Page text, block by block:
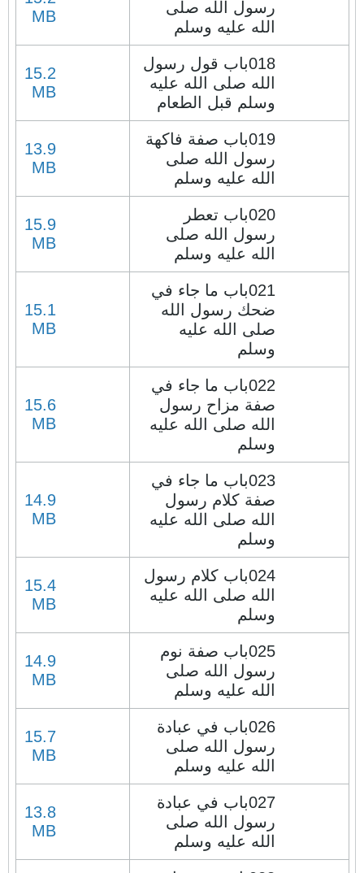
رسول الله صلى
الله عليه وسلم
MB
018باب قول رسول
الله صلى الله عليه
وسلم قبل الطعام
15.2
MB
019باب صفة فاكهة
رسول الله صلى
الله عليه وسلم
13.9
MB
020باب تعطر
رسول الله صلى
الله عليه وسلم
15.9
MB
021باب ما جاء في
ضحك رسول الله
صلى الله عليه
وسلم
15.1
MB
022باب ما جاء في
صفة مزاح رسول
الله صلى الله عليه
وسلم
15.6
MB
023باب ما جاء في
صفة كلام رسول
الله صلى الله عليه
وسلم
14.9
MB
024باب كلام رسول
الله صلى الله عليه
وسلم
15.4
MB
025باب صفة نوم
رسول الله صلى
الله عليه وسلم
14.9
MB
026باب في عبادة
رسول الله صلى
الله عليه وسلم
15.7
MB
027باب في عبادة
رسول الله صلى
الله عليه وسلم
13.8
MB